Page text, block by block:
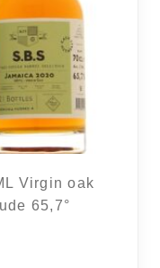
Virgin oak
65,7°